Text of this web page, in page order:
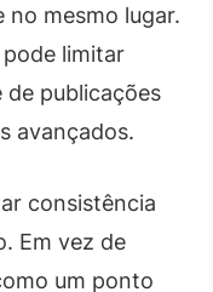
no mesmo lugar.
limitar
publicações
avançados.
consistência
Em vez de
um ponto